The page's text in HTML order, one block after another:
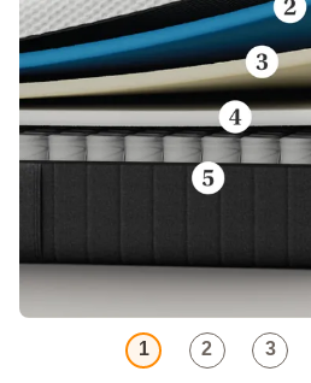
1 2 3